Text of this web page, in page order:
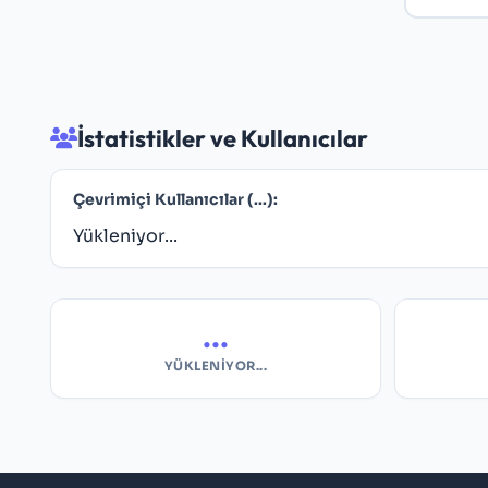
İstatistikler ve Kullanıcılar
Çevrimiçi Kullanıcılar (...):
Yükleniyor...
...
YÜKLENIYOR...